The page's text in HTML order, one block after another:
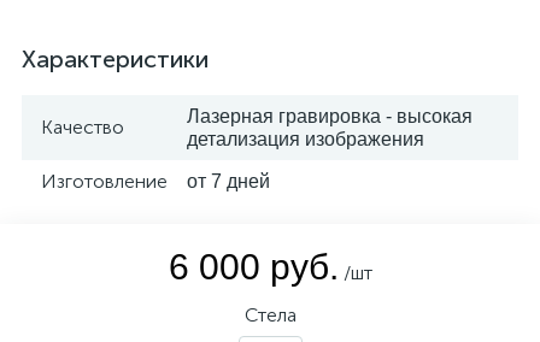
Характеристики
Качество
Лазерная гравировка - высокая
детализация изображения
Изготовление от 7 дней
6 000 руб. /шт
Стела